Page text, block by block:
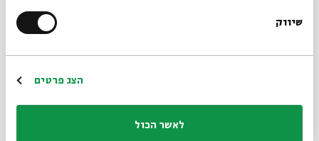
שיווק
הצג פרטים
לאשר הכול
עם: